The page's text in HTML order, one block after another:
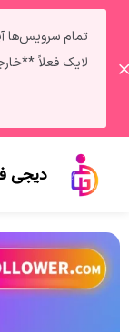
لایک فعلاً **خارجی ثبت
دیجی